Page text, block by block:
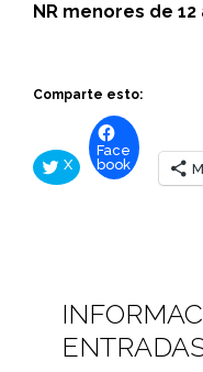
NR menores de 12
Comparte esto:
X
Face
book